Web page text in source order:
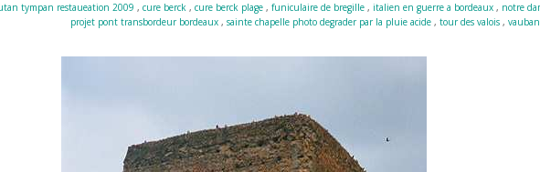
tympan restaueation 2009 , cure berck , cure berck plage , funiculaire de bregille , italien en guerre a bordeaux , notre
projet pont transbordeur bordeaux , sainte chapelle photo degrader par la pluie acide , tour des valois ,